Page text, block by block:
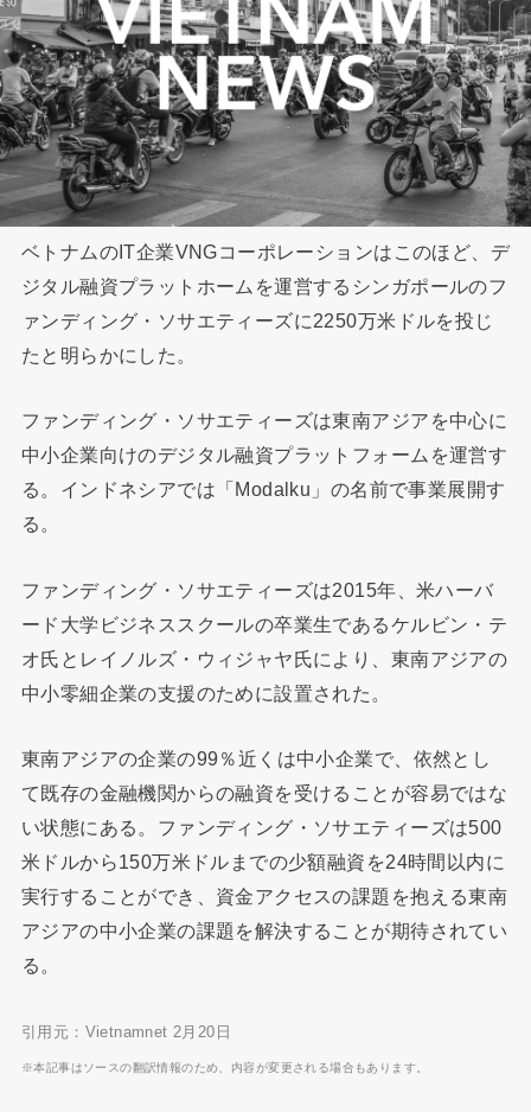
ベトナムのIT企業VNGコーポレーションはこのほど、デ
ジタル融資プラットホームを運営するシンガポールのフ
ァンディング・ソサエティーズに2250万米ドルを投じ
たと明らかにした。
ファンディング・ソサエティーズは東南アジアを中心に
中小企業向けのデジタル融資プラットフォームを運営す
る。インドネシアでは「Modalku」の名前で事業展開す
る。
ファンディング・ソサエティーズは2015年、米ハーバ
ード大学ビジネススクールの卒業生であるケルビン・テ
オ氏とレイノルズ・ウィジャヤ氏により、東南アジアの
中小零細企業の支援のために設置された。
東南アジアの企業の99％近くは中小企業で、依然とし
て既存の金融機関からの融資を受けることが容易ではな
い状態にある。ファンディング・ソサエティーズは500
米ドルから150万米ドルまでの少額融資を24時間以内に
実行することができ、資金アクセスの課題を抱える東南
アジアの中小企業の課題を解決することが期待されてい
る。
引用元：Vietnamnet 2月20日
※本記事はソースの翻訳情報のため、内容が変更される場合もあります。